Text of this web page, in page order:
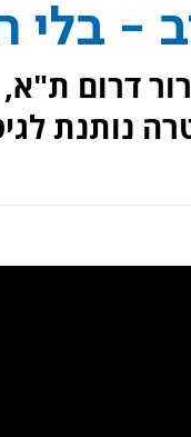
- בלי
דרום
נותנת